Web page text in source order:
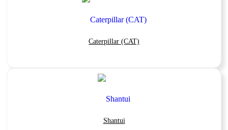
Caterpillar (CAT)
Shantui